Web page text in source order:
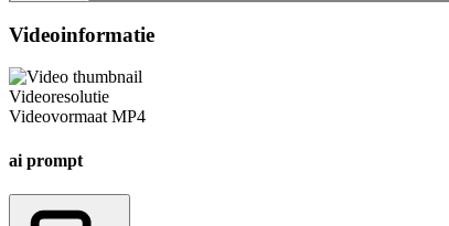
Videoinformatie
Videoresolutie
Videovormaat MP4
ai prompt